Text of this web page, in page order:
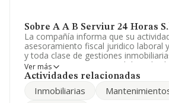
Sobre A A B Serviur 24 Horas
La compañía informa que su
asesoramiento fiscal juridico laboral
y toda clase de gestiones
mantenimiento en general de toda
muebles e inmuebles. La sociedad
CNAE: 9523 - 'Reparación de calzado
Ver más
Actividades relacionadas
Inmobiliarias